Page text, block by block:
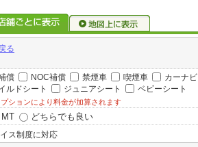
る
償 NOC補償 禁煙車 喫煙車 カーナビ
ルドシート
ジュニアシート ベビーシート
ションにより料金が加算されます
MT どちらでも良い
ス制度に対応